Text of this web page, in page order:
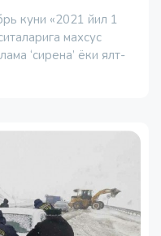
куни «2021 йил 1
махсус
‘сирена’ ёки ялт-